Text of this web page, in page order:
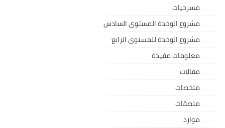
مسرحيات
مشروع الوحدة المستوى السادس
مشروع الوحدة للمستوى الرابع
معلومات مفيدة
مقالات
ملخصات
ملصقات
موارد